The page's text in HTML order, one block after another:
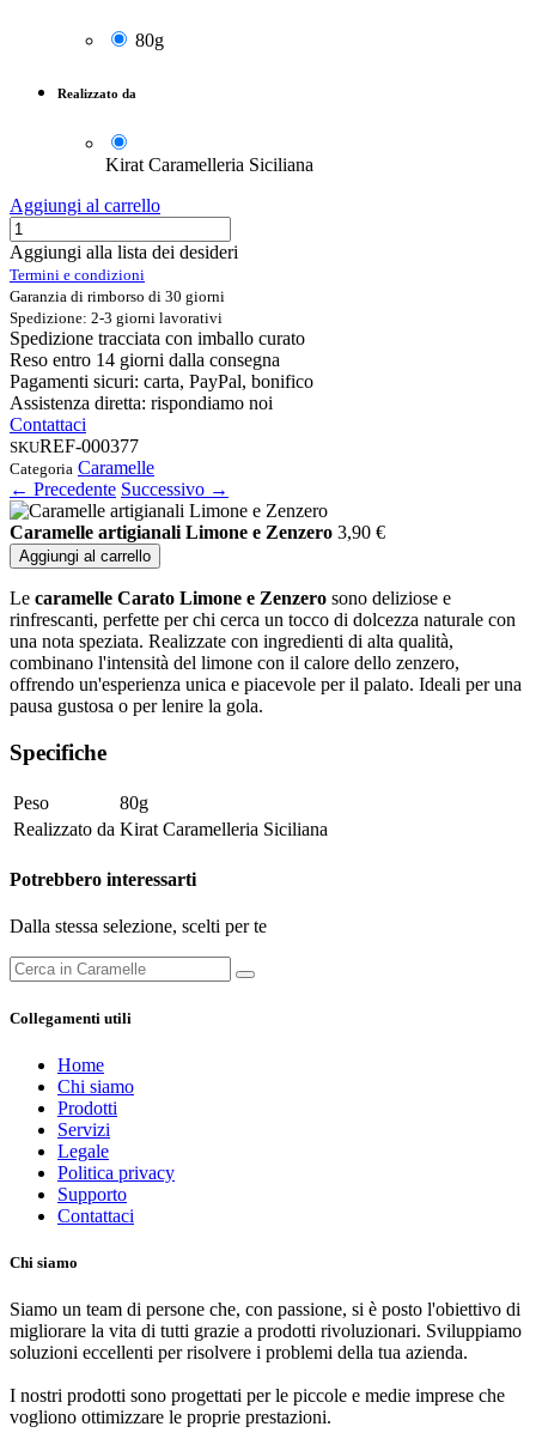
80g
Realizzato da
Kirat Caramelleria Siciliana
Aggiungi al carrello
Aggiungi alla lista dei desideri
Termini e condizioni
Garanzia di rimborso di 30 giorni
Spedizione: 2-3 giorni lavorativi
Spedizione tracciata con imballo curato
Reso entro 14 giorni dalla consegna
Pagamenti sicuri: carta, PayPal, bonifico
Assistenza diretta: rispondiamo noi
Contattaci
SKUREF-000377
Categoria Caramelle
← Precedente Successivo →
Caramelle artigianali Limone e Zenzero 3,90 €
Aggiungi al carrello
Le caramelle Carato Limone e Zenzero sono deliziose e
rinfrescanti, perfette per chi cerca un tocco di dolcezza naturale con
una nota speziata. Realizzate con ingredienti di alta qualità,
combinano l'intensità del limone con il calore dello zenzero,
offrendo un'esperienza unica e piacevole per il palato. Ideali per una
pausa gustosa o per lenire la gola.
Specifiche
Peso
80g
Realizzato da Kirat Caramelleria Siciliana
Potrebbero interessarti
Dalla stessa selezione, scelti per te
Collegamenti utili
Home
Chi siamo
Prodotti
Servizi
Legale
Politica privacy
Supporto
Contattaci
Chi siamo
Siamo un team di persone che, con passione, si è posto l'obiettivo di
migliorare la vita di tutti grazie a prodotti rivoluzionari. Sviluppiamo
soluzioni eccellenti per risolvere i problemi della tua azienda.
I nostri prodotti sono progettati per le piccole e medie imprese che
vogliono ottimizzare le proprie prestazioni.